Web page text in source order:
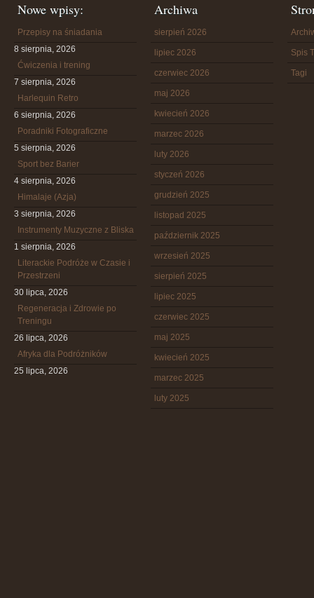
Nowe wpisy:
Przepisy na śniadania
8 sierpnia, 2026
Ćwiczenia i trening
7 sierpnia, 2026
Harlequin Retro
6 sierpnia, 2026
Poradniki Fotograficzne
5 sierpnia, 2026
Sport bez Barier
4 sierpnia, 2026
Himalaje (Azja)
3 sierpnia, 2026
Instrumenty Muzyczne z Bliska
1 sierpnia, 2026
Literackie Podróże w Czasie i
Przestrzeni
30 lipca, 2026
Regeneracja i Zdrowie po
Treningu
26 lipca, 2026
Afryka dla Podróżników
25 lipca, 2026
Archiwa
sierpień 2026
lipiec 2026
czerwiec 2026
maj 2026
kwiecień 2026
marzec 2026
luty 2026
styczeń 2026
grudzień 2025
listopad 2025
październik 2025
wrzesień 2025
sierpień 2025
lipiec 2025
czerwiec 2025
maj 2025
kwiecień 2025
marzec 2025
luty 2025
Spis
Tagi